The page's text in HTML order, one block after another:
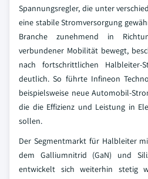
Spannungsregler, die unter
eine stabile Stromversorgung
Branche zunehmend in
verbundener Mobilität bewegt,
nach fortschrittlichen Halbleiter-
deutlich. So führte Infineon
beispielsweise neue Automobil-
die die Effizienz und Leistung in
sollen.
Der Segmentmarkt für Halbleiter
dem Galliumnitrid (GaN) und
entwickelt sich weiterhin stetig